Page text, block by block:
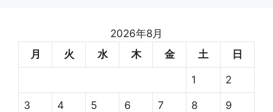
2026年8月
月
火 水 木 金 土 日
1 2
3 4 5 6 7 8 9